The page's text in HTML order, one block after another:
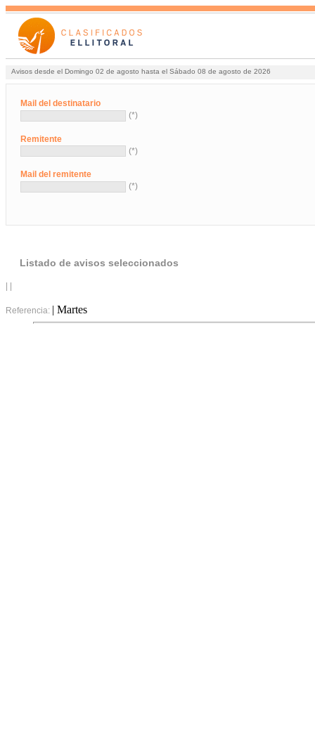
Avisos desde el Domingo 02 de agosto hasta el Sábado 08 de agosto de 2026
Mail del destinatario
(*)
Remitente
(*)
Mail del remitente
(*)
Listado de avisos seleccionados
Referencia: | Martes